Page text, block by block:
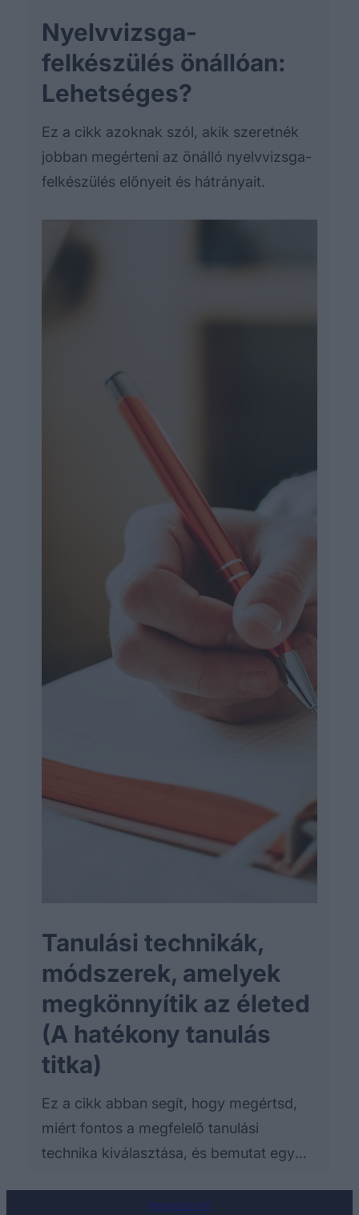
Nyelvvizsga-
felkészülés önállóan:
Lehetséges?
Ez a cikk azoknak szól, akik szeretnék
jobban megérteni az önálló nyelvvizsga-
felkészülés előnyeit és hátrányait.
Tanulási technikák,
módszerek, amelyek
megkönnyítik az életed
(A hatékony tanulás
titka)
Ez a cikk abban segít, hogy megértsd,
miért fontos a megfelelő tanulási
technika kiválasztása, és bemutat egy
teheted a tanulást.Impresszum